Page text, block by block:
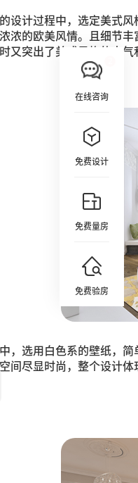
在线咨询
免费设计
免费量房
免费验房
设计过程中，选定美式
浓的欧美风情。且细节
又突出了美式风格的大
，选用白色系的壁纸，
间尽显时尚，整个设计